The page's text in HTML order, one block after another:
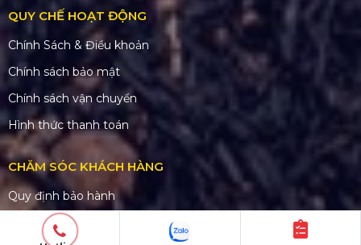
QUY CHẾ HOẠT ĐỘNG
Chính Sách & Điều khoản
Chính sách bảo mật
Chính sách vận chuyển
Hình thức thanh toán
CHĂM SÓC KHÁCH HÀNG
Quy định bảo hành
Chính sách bán hàng